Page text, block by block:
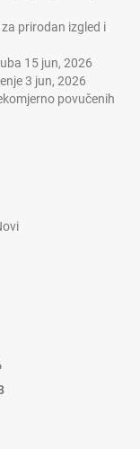
prirodan izgled i
15 jun, 2026
3 jun, 2026
povučenih